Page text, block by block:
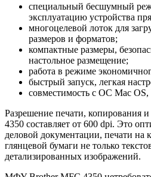
специальный бесшумный
эксплуатацию устройства
многоцелевой лоток для
размеров и форматов;
компактные размеры,
настольное размещение;
работа в режиме
быстрый запуск, легкая
совместимость с ОС Mac
Разрешение печати, копирования
4350 составляет от 600 dpi. Это
деловой документации, печати на
глянцевой бумаги не только
детализированных изображений.